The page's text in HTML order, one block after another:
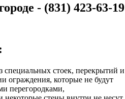
- (831) 423-63-19
специальных стоек, перекрытий и
ограждения, которые не будут
перегородками,